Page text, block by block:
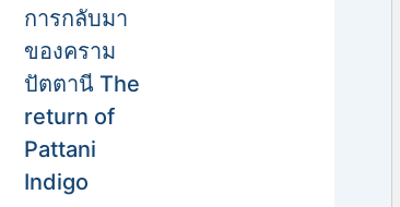
การกลับมา
ของคราม
ปัตตานี The
return of
Pattani
Indigo